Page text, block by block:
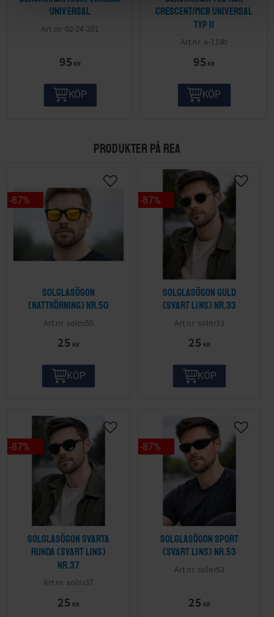
Universal
02-24-201
95 KR
KÖP
Crescent/MCB Universal
Typ II
a-119b
95 KR
KÖP
PRODUKTER PÅ REA
Solglasögon
(nattkörning) nr.50
solnr50
25 KR
87%
KÖP
Solglasögon guld
(svart lins) nr.33
solnr33
25 KR
87%
KÖP
Solglasögon svarta
runda (svart lins)
nr.37
solnr37
25 KR
87%
Solglasögon sport
(svart lins) nr.53
solnr53
25 KR
87%